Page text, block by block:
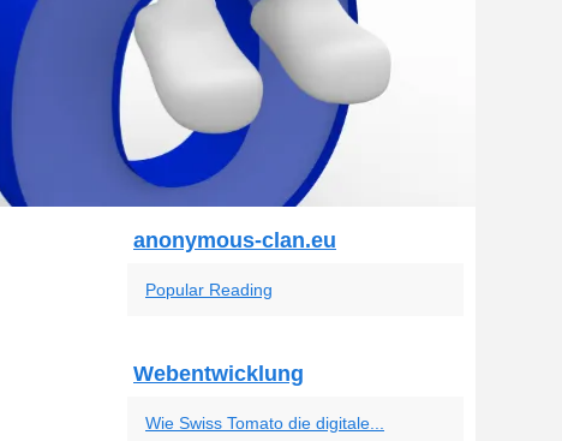
anonymous-clan.eu
Popular Reading
Webentwicklung
Wie Swiss Tomato die digitale...